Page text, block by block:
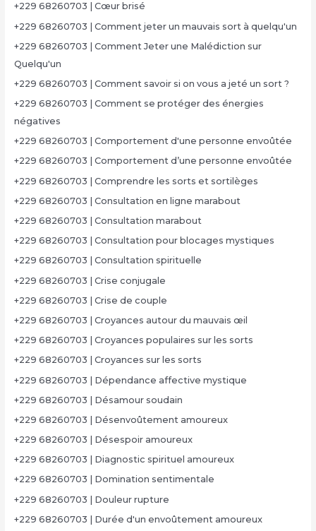
+229 68260703 | Cœur brisé
+229 68260703 | Comment jeter un mauvais sort à quelqu'un
+229 68260703 | Comment Jeter une Malédiction sur
Quelqu'un
+229 68260703 | Comment savoir si on vous a jeté un sort ?
+229 68260703 | Comment se protéger des énergies
négatives
+229 68260703 | Comportement d'une personne envoûtée
+229 68260703 | Comportement d’une personne envoûtée
+229 68260703 | Comprendre les sorts et sortilèges
+229 68260703 | Consultation en ligne marabout
+229 68260703 | Consultation marabout
+229 68260703 | Consultation pour blocages mystiques
+229 68260703 | Consultation spirituelle
+229 68260703 | Crise conjugale
+229 68260703 | Crise de couple
+229 68260703 | Croyances autour du mauvais œil
+229 68260703 | Croyances populaires sur les sorts
+229 68260703 | Croyances sur les sorts
+229 68260703 | Dépendance affective mystique
+229 68260703 | Désamour soudain
+229 68260703 | Désenvoûtement amoureux
+229 68260703 | Désespoir amoureux
+229 68260703 | Diagnostic spirituel amoureux
+229 68260703 | Domination sentimentale
+229 68260703 | Douleur rupture
+229 68260703 | Durée d'un envoûtement amoureux